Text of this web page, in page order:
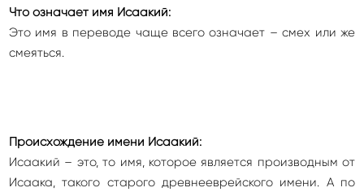
Что означает имя Исаакий:
Это имя в переводе чаще всего означает – смех или же
смеяться.
Происхождение имени Исаакий:
Исаакий – это, то имя, которое является производным от
Исаака, такого старого древнееврейского имени. А по